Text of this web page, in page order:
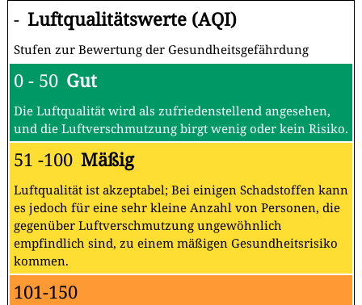
- Luftqualitätswerte (AQI)
Stufen zur Bewertung der Gesundheitsgefährdung
0 - 50 Gut
Die Luftqualität wird als zufriedenstellend angesehen,
und die Luftverschmutzung birgt wenig oder kein Risiko.
51 -100 Mäßig
Luftqualität ist akzeptabel; Bei einigen Schadstoffen kann
es jedoch für eine sehr kleine Anzahl von Personen, die
gegenüber Luftverschmutzung ungewöhnlich
empfindlich sind, zu einem mäßigen Gesundheitsrisiko
kommen.
101-150